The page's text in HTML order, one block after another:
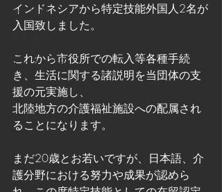
求人情報
プレリリース
インドネシアから特定技能外国人2名が
入国致しました。
これから市役所での転入等各種手続
き、生活に関する諸説明を当団体の支
援の元実施し、
北陸地方の介護福祉施設への配属され
ることになります。
まだ20歳とお若いですが、日本語、介
護分野における努力や成果が認めら